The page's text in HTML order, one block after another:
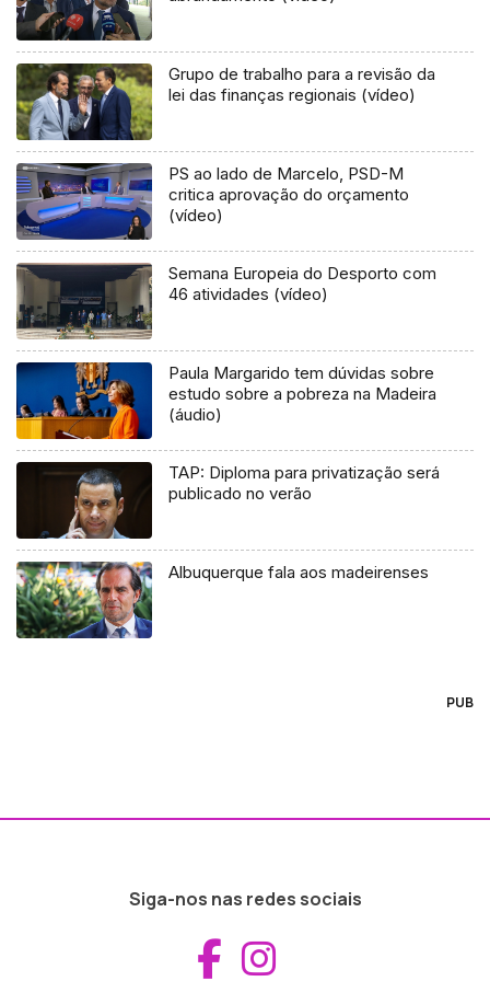
Grupo de trabalho para a revisão da
lei das finanças regionais (vídeo)
PS ao lado de Marcelo, PSD-M
critica aprovação do orçamento
(vídeo)
Semana Europeia do Desporto com
46 atividades (vídeo)
Paula Margarido tem dúvidas sobre
estudo sobre a pobreza na Madeira
(áudio)
TAP: Diploma para privatização será
publicado no verão
Albuquerque fala aos madeirenses
PUB
Siga-nos nas redes sociais
Aceder ao